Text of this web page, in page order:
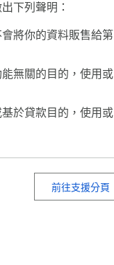
下列聲明：
將你的資料販售給第
無關的目的，使用或
於貸款目的，使用或
前往支援分頁